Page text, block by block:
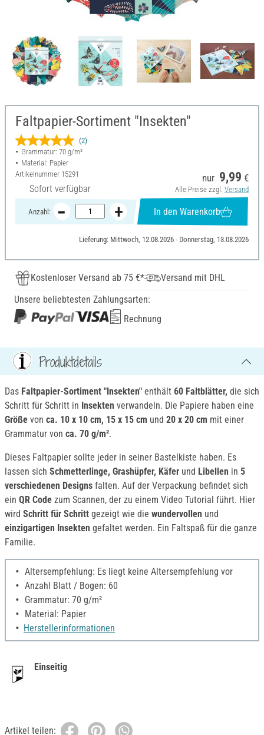
Faltpapier-Sortiment "Insekten"
(2)
Grammatur: 70 g/m²
Material: Papier
Artikelnummer 15291
Sofort verfügbar
nur 9,99 €
Alle Preise zzgl. Versand
Anzahl: In den Warenkorb
Lieferung: Mittwoch, 12.08.2026 - Donnerstag, 13.08.2026
Kostenloser Versand ab 75 €*
Versand mit DHL
Unsere beliebtesten Zahlungsarten:
Rechnung
Produktdetails
Das Faltpapier-Sortiment "Insekten" enthält 60 Faltblätter, die sich
Schritt für Schritt in Insekten verwandeln. Die Papiere haben eine
Größe von ca. 10 x 10 cm, 15 x 15 cm und 20 x 20 cm mit einer
Grammatur von ca. 70 g/m².
Dieses Faltpapier sollte jeder in seiner Bastelkiste haben. Es
lassen sich Schmetterlinge, Grashüpfer, Käfer und Libellen in 5
verschiedenen Designs falten. Auf der Verpackung befindet sich
ein QR Code zum Scannen, der zu einem Video Tutorial führt. Hier
wird Schritt für Schritt gezeigt wie die wundervollen und
einzigartigen Insekten gefaltet werden. Ein Faltspaß für die ganze
Familie.
Altersempfehlung: Es liegt keine Altersempfehlung vor
Anzahl Blatt / Bogen: 60
Grammatur: 70 g/m²
Material: Papier
Herstellerinformationen
Einseitig
Artikel teilen: